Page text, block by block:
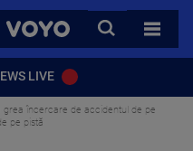
VOYO
CAUTA
TOATE
LIVE
grea încercare de accidentul de pe
pe pistă